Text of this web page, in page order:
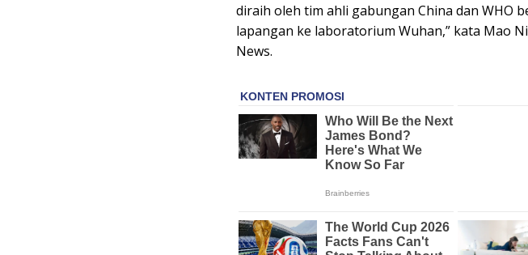
diraih oleh tim ahli gabungan China dan WHO
lapangan ke laboratorium Wuhan,” kata Mao
News.